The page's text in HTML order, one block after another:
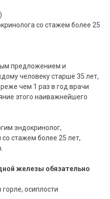
со стажем более 25
предложением и
человеку старше 35 лет,
чем 1 раз в год врачи
этого наиважнейшего
эндокринолог,
стажем более 25 лет,
железы обязательно
осиплости